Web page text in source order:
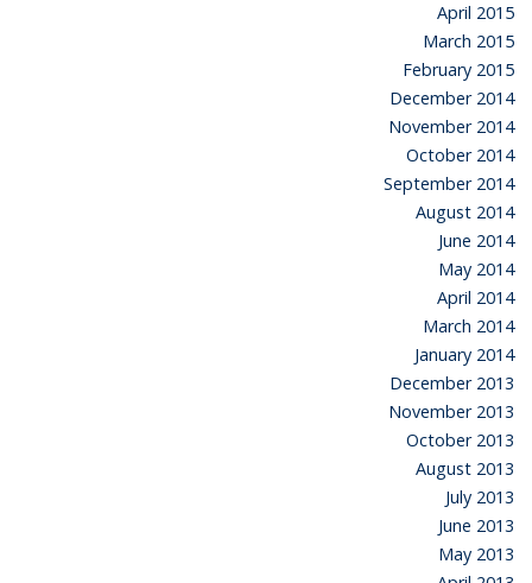
April 2015
March 2015
February 2015
December 2014
November 2014
October 2014
September 2014
August 2014
June 2014
May 2014
April 2014
March 2014
January 2014
December 2013
November 2013
October 2013
August 2013
July 2013
June 2013
May 2013